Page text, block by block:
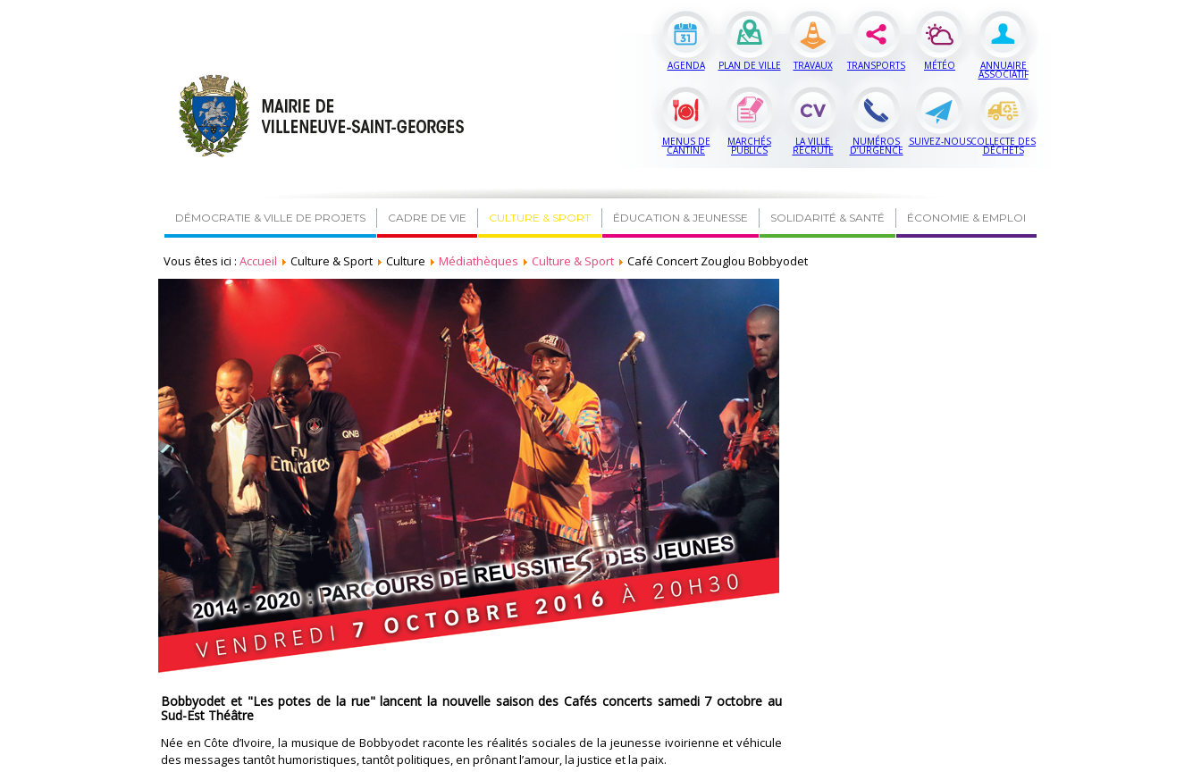
AGENDA PLAN DE VILLE TRAVAUX TRANSPORTS MÉTÉO ANNUAIRE
ASSOCIATIF
MENUS DE
CANTINE
MARCHÉS
PUBLICS
LA VILLE
RECRUTE
NUMÉROS
D’URGENCE
SUIVEZ-NOUSCOLLECTE DES
DÉCHETS
DÉMOCRATIE & VILLE DE PROJETS CADRE DE VIE CULTURE & SPORT ÉDUCATION & JEUNESSE SOLIDARITÉ & SANTÉ ÉCONOMIE & EMPLOI
Vous êtes ici : Accueil Culture & Sport Culture Médiathèques Culture & Sport Café Concert Zouglou Bobbyodet
Bobbyodet et "Les potes de la rue" lancent la nouvelle saison des Cafés concerts samedi 7 octobre au
Sud-Est Théâtre
Née en Côte d’Ivoire, la musique de Bobbyodet raconte les réalités sociales de la jeunesse ivoirienne et véhicule
des messages tantôt humoristiques, tantôt politiques, en prônant l’amour, la justice et la paix.